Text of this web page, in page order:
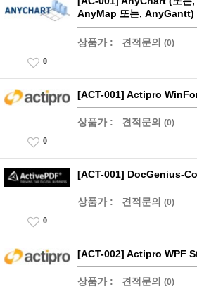
AnyMap 또는, AnyGantt)
상품가 : 견적문의 (0)
0
[ACT-001] Actipro
상품가 : 견적문의 (0)
0
[ACT-001] DocGenius-
상품가 : 견적문의 (0)
0
[ACT-002] Actipro WPF
상품가 : 견적문의 (0)